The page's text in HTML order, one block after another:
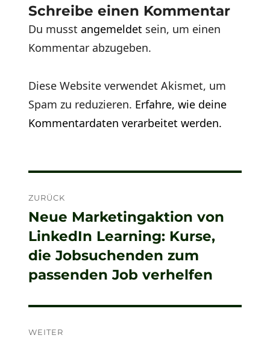
Schreibe einen Kommentar
Du musstangemeldet sein, um einen
Kommentar abzugeben.
Diese Website verwendet Akismet, um
Spam zu reduzieren. Erfahre, wie deine
Kommentardaten verarbeitet werden.
ZURÜCK
Vorheriger
Beitrag:
Neue Marketingaktion von
LinkedIn Learning: Kurse,
die Jobsuchenden zum
passenden Job verhelfen
WEITER